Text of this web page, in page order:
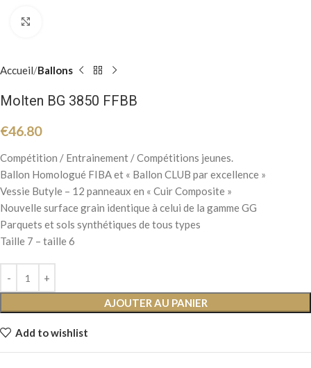
Accueil Ballons
Molten BG 3850 FFBB
€46.80
Compétition / Entrainement / Compétitions jeunes.
Ballon Homologué FIBA et « Ballon CLUB par excellence »
Vessie Butyle – 12 panneaux en « Cuir Composite »
Nouvelle surface grain identique à celui de la gamme GG
Parquets et sols synthétiques de tous types
Taille 7 – taille 6
AJOUTER AU PANIER
Add to wishlist